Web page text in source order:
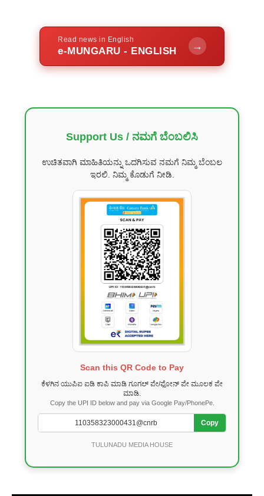
Read news in English
e-MUNGARU - ENGLISH →
Support Us / ನಮಗೆ ಬೆಂಬಲಿಸಿ
ಉಚಿತವಾಗಿ ಮಾಹಿತಿಯನ್ನು ಒದಗಿಸುವ ನಮಗೆ ನಿಮ್ಮ ಬೆಂಬಲ
ಇರಲಿ. ನಿಮ್ಮ ಕೊಡುಗೆ ನೀಡಿ.
Scan this QR Code to Pay
ಕೆಳಗಿನ ಯುಪಿಐ ಐಡಿ ಕಾಪಿ ಮಾಡಿ ಗೂಗಲ್ ಪೇ/ಫೋನ್ ಪೇ ಮೂಲಕ ಪೇ
ಮಾಡಿ.
Copy the UPI ID below and pay via Google Pay/PhonePe.
Copy
TULUNADU MEDIA HOUSE